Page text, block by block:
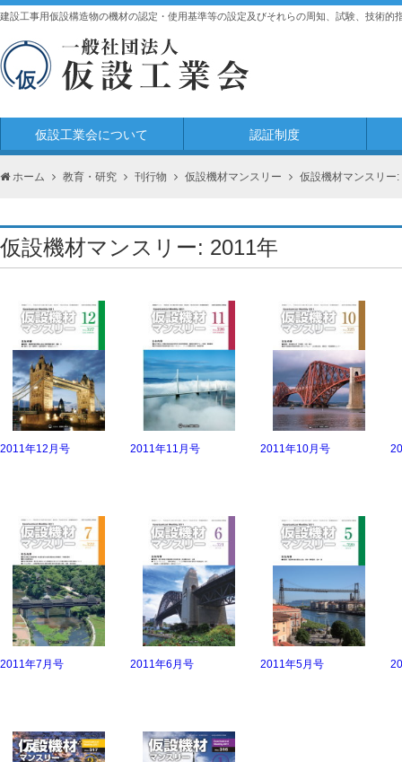
建設工事用仮設構造物の機材の認定・使用基準等の設定及びそれらの周知、試験、技術的
仮設工業会について 認証制度
ホーム 教育・研究 刊行物 仮設機材マンスリー 仮設機材マンスリー
仮設機材マンスリー: 2011年
2011年12月号 2011年11月号 2011年10月号
2011年7月号 2011年6月号 2011年5月号